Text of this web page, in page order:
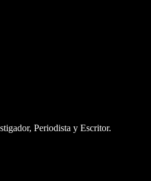
Periodista y Escritor.